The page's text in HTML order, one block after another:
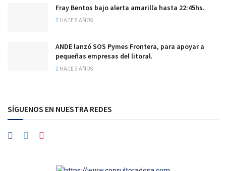
Fray Bentos bajo alerta amarilla hasta 22:45hs.
HACE 5 AÑOS
ANDE lanzó SOS Pymes Frontera, para apoyar a
pequeñas empresas del litoral.
HACE 3 AÑOS
SÍGUENOS EN NUESTRA REDES